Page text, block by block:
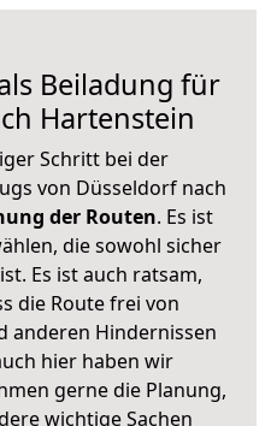
Beiladung für
Hartenstein
Schritt bei der
von Düsseldorf nach
der Routen. Es ist
die sowohl sicher
Es ist auch ratsam,
die Route frei von
anderen Hindernissen
hier haben wir
gerne die Planung,
wichtige Sachen